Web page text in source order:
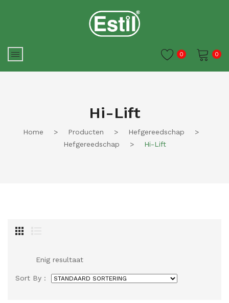
0
0
Hi-Lift
Home > Producten > Hefgereedschap
>
Hefgereedschap
> Hi-Lift
Enig resultaat
Sort By :